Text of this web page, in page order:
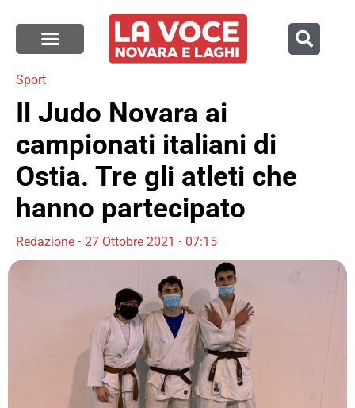
Sport
Il Judo Novara ai
campionati italiani di
Ostia. Tre gli atleti che
hanno partecipato
Redazione 27 Ottobre 2021 07:15